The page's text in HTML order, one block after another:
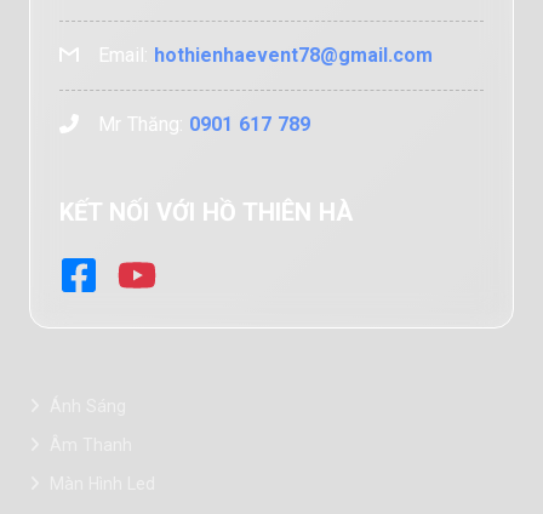
Email: hothienhaevent78@gmail.com
Mr Thăng: 0901 617 789
KẾT NỐI VỚI HỒ THIÊN HÀ